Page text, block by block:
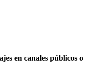
en canales públicos o